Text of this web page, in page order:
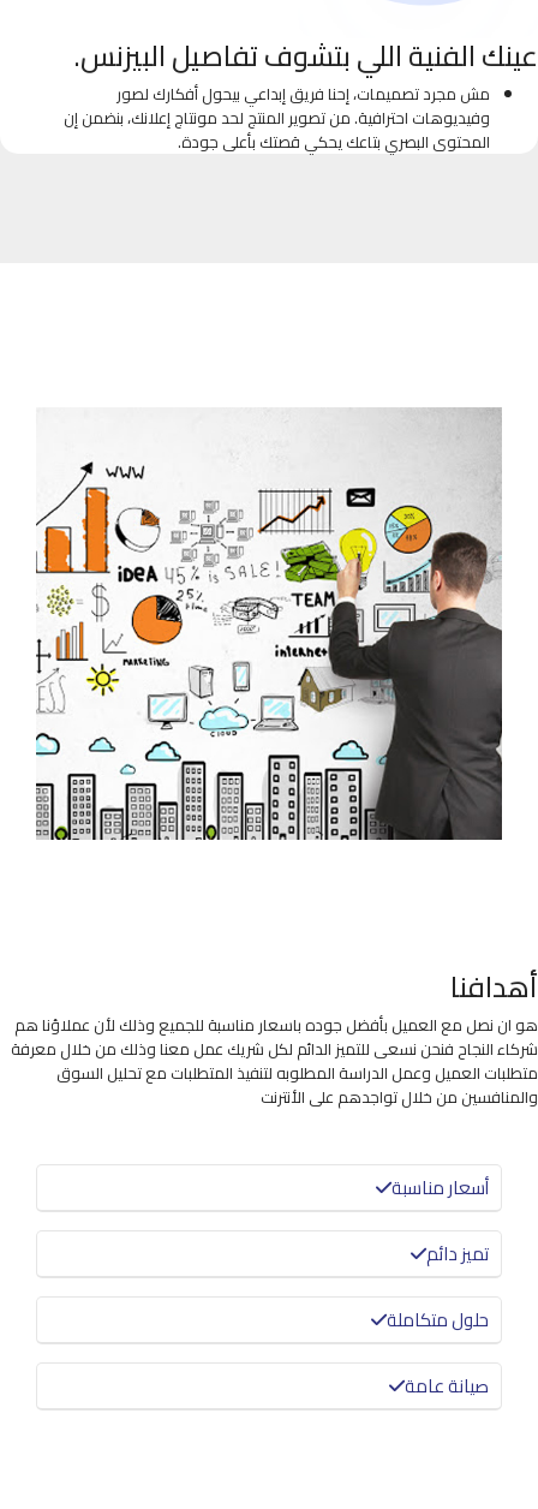
عينك الفنية اللي بتشوف تفاصيل البيزنس.
مش مجرد تصميمات، إحنا فريق إبداعي بيحول أفكارك لصور
وفيديوهات احترافية. من تصوير المنتج لحد مونتاج إعلانك، بنضمن إن
المحتوى البصري بتاعك يحكي قصتك بأعلى جودة.
أهدافنا
هو ان نصل مع العميل بأفضل جوده باسعار مناسبة للجميع وذلك لأن عملاؤنا هم
شركاء النجاح فنحن نسعى للتميز الدائم لكل شريك عمل معنا وذلك من خلال معرفة
متطلبات العميل وعمل الدراسة المطلوبه لتنفيذ المتطلبات مع تحليل السوق
والمنافسين من خلال تواجدهم على الأنترنت
أسعار مناسبة
تميز دائم
حلول متكاملة
صيانة عامة